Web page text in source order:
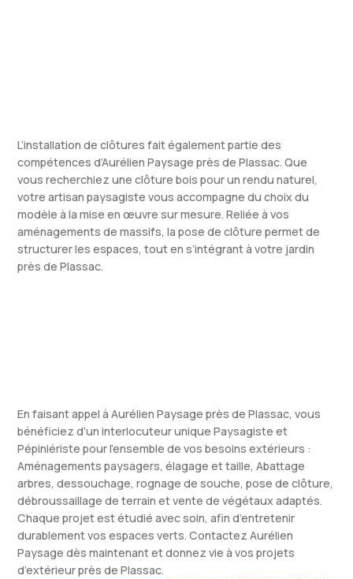
L’installation de clôtures fait également partie des
compétences d’Aurélien Paysage près de Plassac. Que
vous recherchiez une clôture bois pour un rendu naturel,
votre artisan paysagiste vous accompagne du choix du
modèle à la mise en œuvre sur mesure. Reliée à vos
aménagements de massifs, la pose de clôture permet de
structurer les espaces, tout en s’intégrant à votre jardin
près de Plassac.
En faisant appel à Aurélien Paysage près de Plassac, vous
bénéficiez d’un interlocuteur unique Paysagiste et
Pépiniériste pour l’ensemble de vos besoins extérieurs :
Aménagements paysagers, élagage et taille, Abattage
arbres, dessouchage, rognage de souche, pose de clôture,
débroussaillage de terrain et vente de végétaux adaptés.
Chaque projet est étudié avec soin, afin d’entretenir
durablement vos espaces verts. Contactez Aurélien
Paysage dès maintenant et donnez vie à vos projets
d’extérieur près de Plassac.